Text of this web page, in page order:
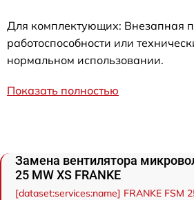
Для комплектующих: Внезапная
работоспособности или
нормальном использовании.
Показать полностью
Замена вентилятора
25 MW XS FRANKE
[dataset:services:name] FRANKE FSM